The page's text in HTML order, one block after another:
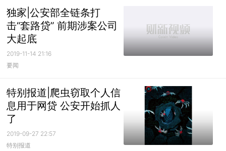
独家|公安部全链条打
击“套路贷” 前期涉案公司
大起底
2019-11-14 21:16
要闻
特别报道|爬虫窃取个人信
息用于网贷 公安开始抓人
了
2019-09-27 22:57
特别报道